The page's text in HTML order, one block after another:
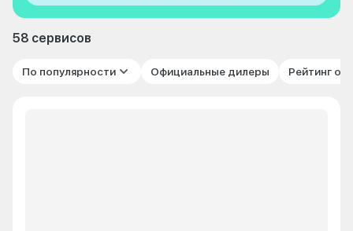
58 сервисов
По популярности Официальные дилеры Рейтинг